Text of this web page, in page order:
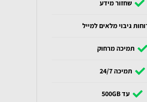
שחזור מידע
גיבוי מלאים למייל
תמיכה מרחוק
תמיכה 24/7
עד 500GB